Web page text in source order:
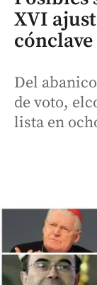
XVI
cónclave
Del
de voto,
lista en